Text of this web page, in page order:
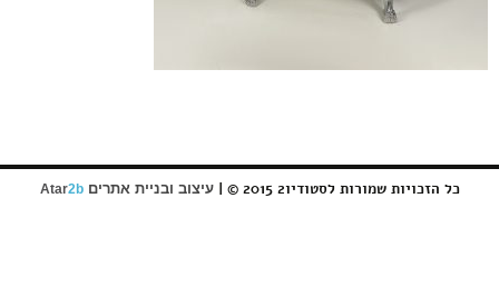
כל הזכויות שמורות לסטודיו2 2015 © | עיצוב ובניית אתרים Atar2b